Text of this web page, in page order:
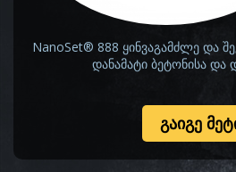
NanoSet® 888 ყინვაგამძლე და
დანამატი ბეტონისა და
ᲒᲐᲘᲒᲔ